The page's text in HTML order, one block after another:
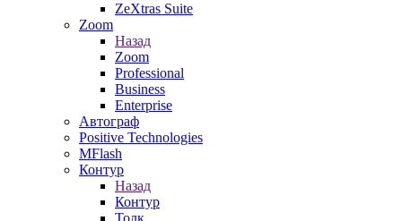
ZeXtras Suite
Zoom
Назад
Zoom
Professional
Business
Enterprise
Автограф
Positive Technologies
MFlash
Контур
Назад
Контур
Толк